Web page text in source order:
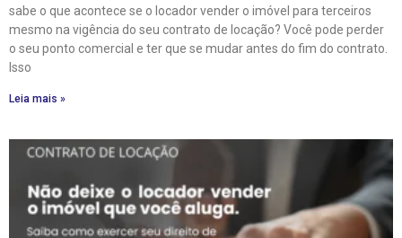
sabe o que acontece se o locador vender o imóvel para terceiros
mesmo na vigência do seu contrato de locação? Você pode perder
o seu ponto comercial e ter que se mudar antes do fim do contrato.
Isso
Leia mais »